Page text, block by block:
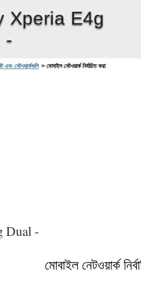
Xperia E4g
-
এবং নেটওয়ার্কগুলি > মোবাইল নেটওয়ার্ক নির্বাচিত করা
Dual -
মোবাইল নেটওয়ার্ক